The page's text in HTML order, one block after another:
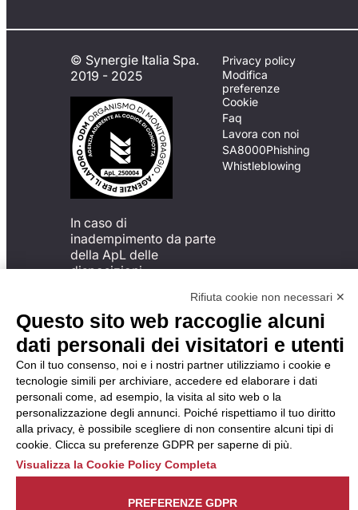
© Synergie Italia Spa.
2019 - 2025
In caso di
inadempimento da parte
della ApL delle
disposizioni
possibile presentare un
reclamo
all’Organismo di
Monitoraggio utilizzando
una delle modalità
descritte al seguente
indirizzo web
https://odm-
agenzielavoro.it/reclami/.
Privacy policy
Modifica
preferenze
Cookie
Faq
Lavora con noi
SA8000Phishing
Whistleblowing
Rifiuta cookie non necessari ✕
Questo sito web raccoglie alcuni
dati personali dei visitatori e utenti
Con il tuo consenso, noi e i nostri partner utilizziamo i cookie e
tecnologie simili per archiviare, accedere ed elaborare i dati
personali come, ad esempio, la visita al sito web o la
personalizzazione degli annunci. Poiché rispettiamo il tuo diritto
alla privacy, è possibile scegliere di non consentire alcuni tipi di
cookie. Clicca su preferenze GDPR per saperne di più.
Visualizza la Cookie Policy Completa
PREFERENZE GDPR